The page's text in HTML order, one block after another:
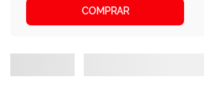
COMPRAR